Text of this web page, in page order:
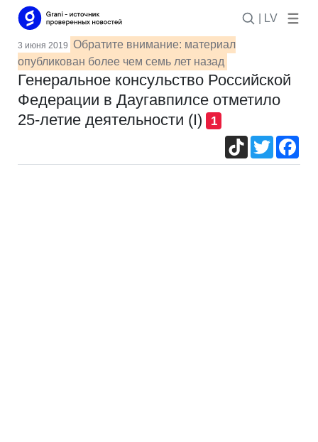
| LV
3 июня 2019 Обратите внимание: материал
опубликован более чем семь лет назад
Генеральное консульство Российской
Федерации в Даугавпилсе отметило
25-летие деятельности (I)
1
TikTokTwitter